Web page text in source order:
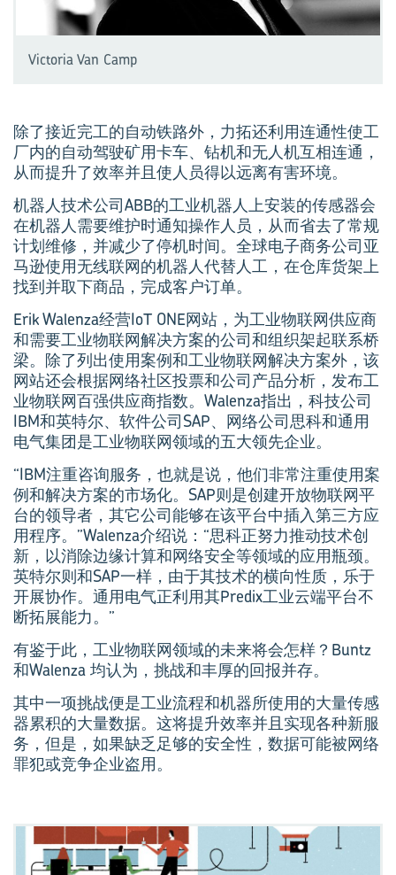
Victoria Van Camp
除了接近完工的自动铁路外，力拓还利用连通性使工
厂内的自动驾驶矿用卡车、钻机和无人机互相连通，
从而提升了效率并且使人员得以远离有害环境。
机器人技术公司ABB的工业机器人上安装的传感器会
在机器人需要维护时通知操作人员，从而省去了常规
计划维修，并减少了停机时间。全球电子商务公司亚
马逊使用无线联网的机器人代替人工，在仓库货架上
找到并取下商品，完成客户订单。
Erik Walenza经营IoT ONE网站，为工业物联网供应商
和需要工业物联网解决方案的公司和组织架起联系桥
梁。除了列出使用案例和工业物联网解决方案外，该
网站还会根据网络社区投票和公司产品分析，发布工
业物联网百强供应商指数。Walenza指出，科技公司
IBM和英特尔、软件公司SAP、网络公司思科和通用
电气集团是工业物联网领域的五大领先企业。
“IBM注重咨询服务，也就是说，他们非常注重使用案
例和解决方案的市场化。SAP则是创建开放物联网平
台的领导者，其它公司能够在该平台中插入第三方应
用程序。”Walenza介绍说：“思科正努力推动技术创
新，以消除边缘计算和网络安全等领域的应用瓶颈。
英特尔则和SAP一样，由于其技术的横向性质，乐于
开展协作。通用电气正利用其Predix工业云端平台不
断拓展能力。”
有鉴于此，工业物联网领域的未来将会怎样？Buntz
和Walenza 均认为，挑战和丰厚的回报并存。
其中一项挑战便是工业流程和机器所使用的大量传感
器累积的大量数据。这将提升效率并且实现各种新服
务，但是，如果缺乏足够的安全性，数据可能被网络
罪犯或竞争企业盗用。